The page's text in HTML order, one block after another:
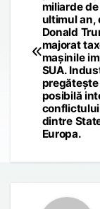
miliarde
ultimul an,
Donald
majorat
mașinile
SUA.
posibilă
dintre
Europa.